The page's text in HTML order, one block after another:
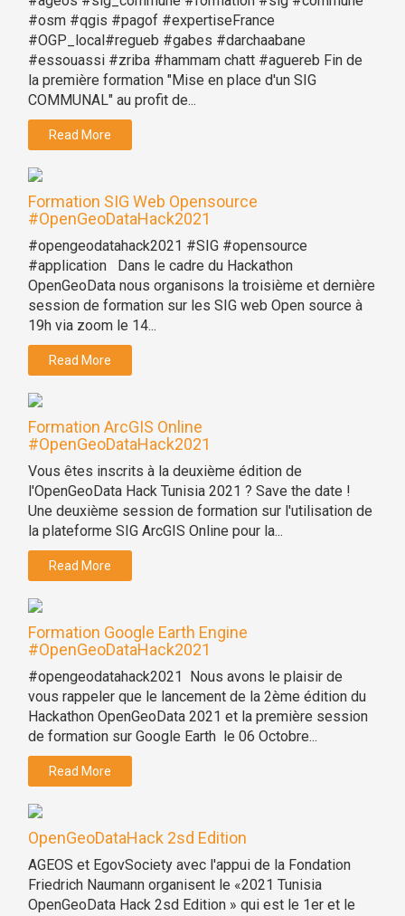
#osm #qgis #pagof #expertiseFrance
#OGP_local#regueb #gabes #darchaabane
#essouassi #zriba #hammam chatt #aguereb Fin de
la première formation "Mise en place d'un SIG
COMMUNAL" au profit de...
Read More
Formation SIG Web Opensource
#OpenGeoDataHack2021
#opengeodatahack2021 #SIG #opensource
#application Dans le cadre du Hackathon
OpenGeoData nous organisons la troisième et dernière
session de formation sur les SIG web Open source à
19h via zoom le 14...
Read More
Formation ArcGIS Online
#OpenGeoDataHack2021
Vous êtes inscrits à la deuxième édition de
l'OpenGeoData Hack Tunisia 2021 ? Save the date !
Une deuxième session de formation sur l'utilisation de
la plateforme SIG ArcGIS Online pour la...
Read More
Formation Google Earth Engine
#OpenGeoDataHack2021
#opengeodatahack2021 Nous avons le plaisir de
vous rappeler que le lancement de la 2ème édition du
Hackathon OpenGeoData 2021 et la première session
de formation sur Google Earth le 06 Octobre...
Read More
OpenGeoDataHack 2sd Edition
AGEOS et EgovSociety avec l'appui de la Fondation
Friedrich Naumann organisent le «2021 Tunisia
OpenGeoData Hack 2sd Edition » qui est le 1er et le